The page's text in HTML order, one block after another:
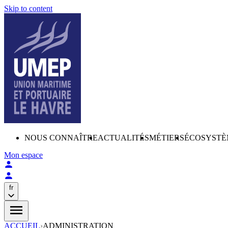
Skip to content
NOUS CONNAÎTREACTUALITÉSMÉTIERS
Mon espace
fr
ACCUEIL›ADMINISTRATION